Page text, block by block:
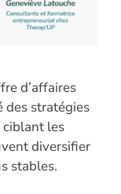
d’affaires
des stratégies
ciblant les
diversifier
stables.